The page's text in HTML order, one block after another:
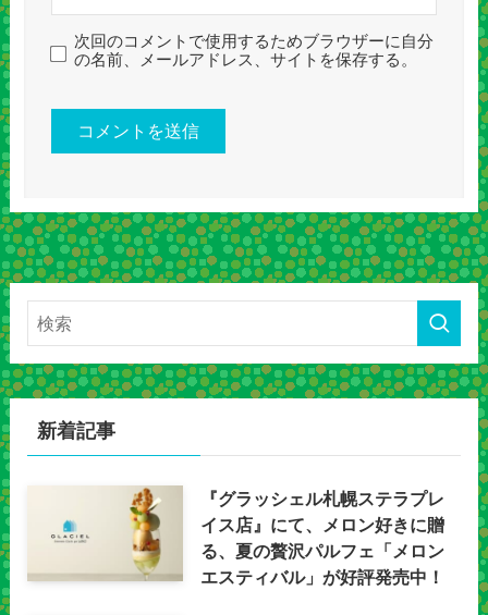
次回のコメントで使用するためブラウザーに自分
の名前、メールアドレス、サイトを保存する。
新着記事
『グラッシェル札幌ステラプレ
イス店』にて、メロン好きに贈
る、夏の贅沢パルフェ「メロン
エスティバル」が好評発売中！